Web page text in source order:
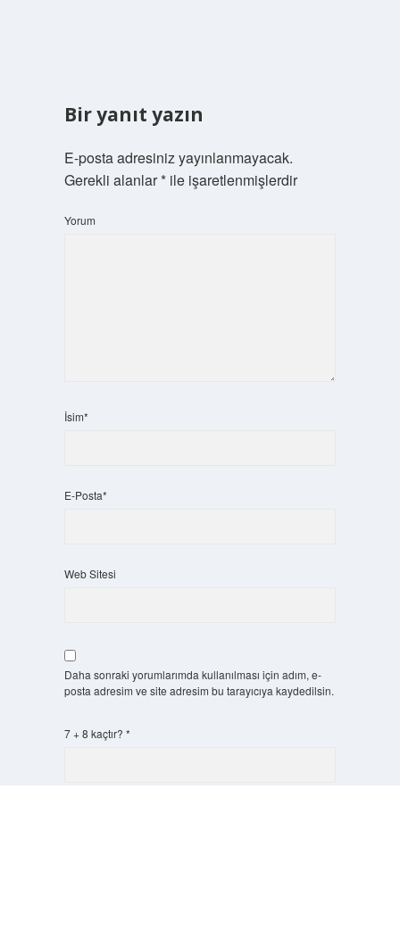
Bir yanıt yazın
E-posta adresiniz yayınlanmayacak.
Gerekli alanlar*ile işaretlenmişlerdir
Yorum
İsim*
E-Posta*
Web Sitesi
Daha sonraki yorumlarımda kullanılması için adım, e-
posta adresim ve site adresim bu tarayıcıya kaydedilsin.
7 + 8 kaçtır? *